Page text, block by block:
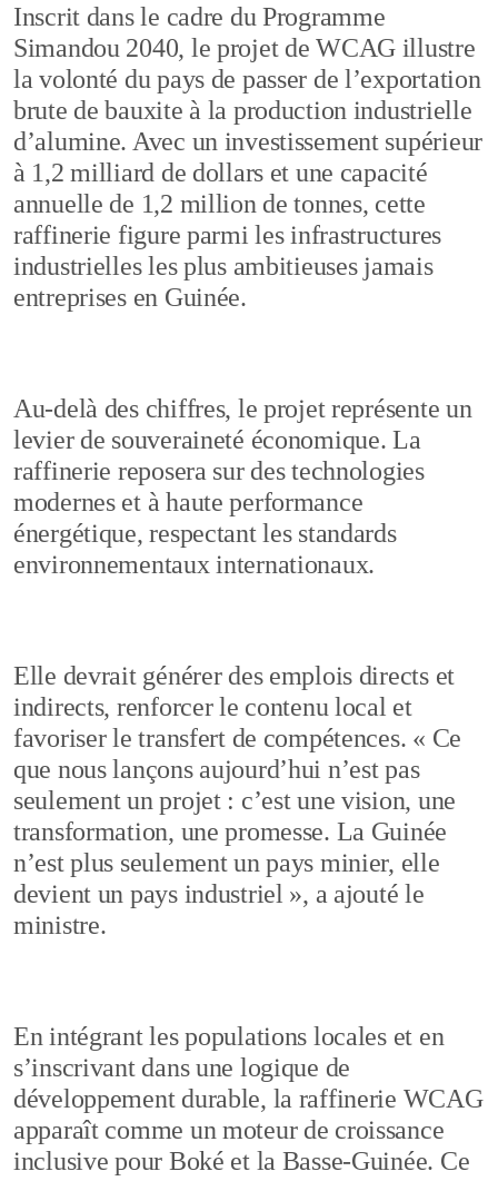
Inscrit dans le cadre du Programme
Simandou 2040, le projet de WCAG illustre
la volonté du pays de passer de l’exportation
brute de bauxite à la production industrielle
d’alumine. Avec un investissement supérieur
à 1,2 milliard de dollars et une capacité
annuelle de 1,2 million de tonnes, cette
raffinerie figure parmi les infrastructures
industrielles les plus ambitieuses jamais
entreprises en Guinée.
Au-delà des chiffres, le projet représente un
levier de souveraineté économique. La
raffinerie reposera sur des technologies
modernes et à haute performance
énergétique, respectant les standards
environnementaux internationaux.
Elle devrait générer des emplois directs et
indirects, renforcer le contenu local et
favoriser le transfert de compétences. « Ce
que nous lançons aujourd’hui n’est pas
seulement un projet : c’est une vision, une
transformation, une promesse. La Guinée
n’est plus seulement un pays minier, elle
devient un pays industriel », a ajouté le
ministre.
En intégrant les populations locales et en
s’inscrivant dans une logique de
développement durable, la raffinerie WCAG
apparaît comme un moteur de croissance
inclusive pour Boké et la Basse-Guinée. Ce